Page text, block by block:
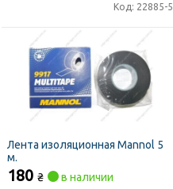
Код: 22885-5
Лента изоляционная Mannol 5
м.
180 ₴ в наличии